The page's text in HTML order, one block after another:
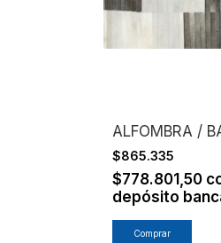
ALFOMBRA /
$865.335
$778.801,50
depósito
Comprar